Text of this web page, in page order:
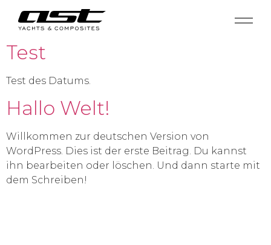
Test
Test des Datums.
Hallo Welt!
Willkommen zur deutschen Version von
WordPress. Dies ist der erste Beitrag. Du kannst
ihn bearbeiten oder löschen. Und dann starte mit
dem Schreiben!